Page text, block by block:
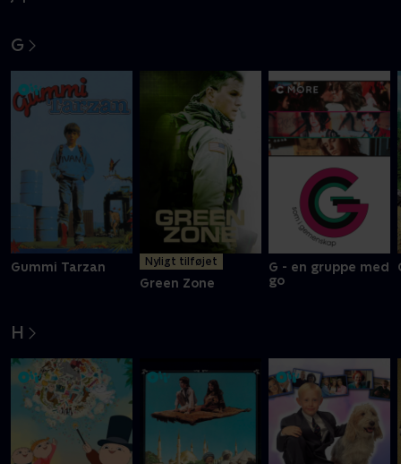
G
Gummi Tarzan Nyligt tilføjet
Green Zone
G - en gruppe med
go
H